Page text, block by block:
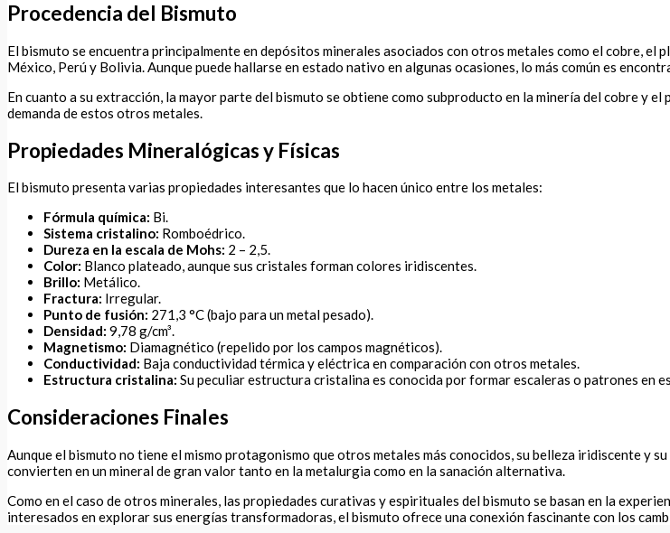
Procedencia del Bismuto
El bismuto se encuentra principalmente en depósitos minerales asociados con otros metales como el cobre, el
México, Perú y Bolivia. Aunque puede hallarse en estado nativo en algunas ocasiones, lo más común es
En cuanto a su extracción, la mayor parte del bismuto se obtiene como subproducto en la minería del cobre y
demanda de estos otros metales.
Propiedades Mineralógicas y Físicas
El bismuto presenta varias propiedades interesantes que lo hacen único entre los metales:
Fórmula química: Bi.
Sistema cristalino: Romboédrico.
Dureza en la escala de Mohs: 2 – 2,5.
Color: Blanco plateado, aunque sus cristales forman colores iridiscentes.
Brillo: Metálico.
Fractura: Irregular.
Punto de fusión: 271,3 °C (bajo para un metal pesado).
Densidad: 9,78 g/cm³.
Magnetismo: Diamagnético (repelido por los campos magnéticos).
Conductividad: Baja conductividad térmica y eléctrica en comparación con otros metales.
Estructura cristalina: Su peculiar estructura cristalina es conocida por formar escaleras o patrones en
Consideraciones Finales
Aunque el bismuto no tiene el mismo protagonismo que otros metales más conocidos, su belleza iridiscente y
convierten en un mineral de gran valor tanto en la metalurgia como en la sanación alternativa.
Como en el caso de otros minerales, las propiedades curativas y espirituales del bismuto se basan en la
interesados en explorar sus energías transformadoras, el bismuto ofrece una conexión fascinante con los